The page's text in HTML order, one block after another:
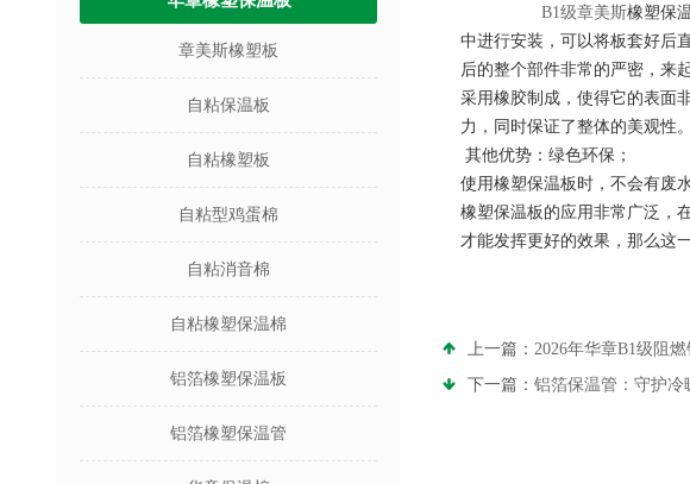
章美斯橡塑板
自粘保温板
自粘橡塑板
自粘型鸡蛋棉
自粘消音棉
自粘橡塑保温棉
铝箔橡塑保温板
铝箔橡塑保温管
B1级章美斯橡塑保
中进行安装，可以将板套好后
后的整个部件非常的严密，来
采用橡胶制成，使得它的表面
力，同时保证了整体的美观性
其他优势：绿色环保；
使用橡塑保温板时，不会有废
橡塑保温板的应用非常广泛，
才能发挥更好的效果，那么这
上一篇： 2026年华章B1级阻
下一篇： 铝箔保温管：守护冷